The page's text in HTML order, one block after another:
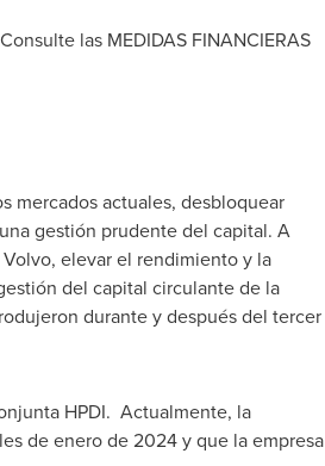
las MEDIDAS FINANCIERAS
mercados actuales, desbloquear
gestión prudente del capital. A
elevar el rendimiento y la
del capital circulante de la
durante y después del tercer
HPDI. Actualmente, la
de enero de 2024 y que la empresa